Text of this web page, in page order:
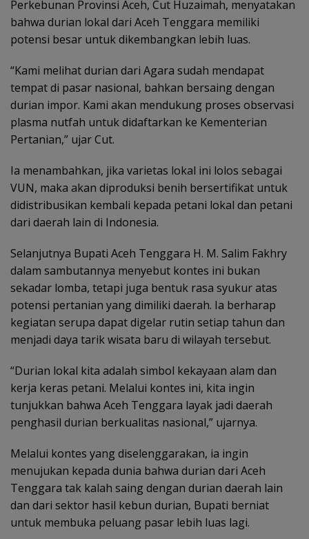
Perkebunan Provinsi Aceh, Cut Huzaimah, menyatakan
bahwa durian lokal dari Aceh Tenggara memiliki
potensi besar untuk dikembangkan lebih luas.
“Kami melihat durian dari Agara sudah mendapat
tempat di pasar nasional, bahkan bersaing dengan
durian impor. Kami akan mendukung proses observasi
plasma nutfah untuk didaftarkan ke Kementerian
Pertanian,” ujar Cut.
Ia menambahkan, jika varietas lokal ini lolos sebagai
VUN, maka akan diproduksi benih bersertifikat untuk
didistribusikan kembali kepada petani lokal dan petani
dari daerah lain di Indonesia.
Selanjutnya Bupati Aceh Tenggara H. M. Salim Fakhry
dalam sambutannya menyebut kontes ini bukan
sekadar lomba, tetapi juga bentuk rasa syukur atas
potensi pertanian yang dimiliki daerah. Ia berharap
kegiatan serupa dapat digelar rutin setiap tahun dan
menjadi daya tarik wisata baru di wilayah tersebut.
“Durian lokal kita adalah simbol kekayaan alam dan
kerja keras petani. Melalui kontes ini, kita ingin
tunjukkan bahwa Aceh Tenggara layak jadi daerah
penghasil durian berkualitas nasional,” ujarnya.
Melalui kontes yang diselenggarakan, ia ingin
menujukan kepada dunia bahwa durian dari Aceh
Tenggara tak kalah saing dengan durian daerah lain
dan dari sektor hasil kebun durian, Bupati berniat
untuk membuka peluang pasar lebih luas lagi.